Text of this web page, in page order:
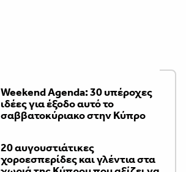
Weekend Agenda: 30 υπέροχες
ιδέες για έξοδο αυτό το
σαββατοκύριακο στην Κύπρο
20 αυγουστιάτικες
χοροεσπερίδες και γλέντια στα